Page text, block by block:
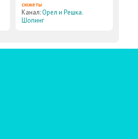
сюжеты
Канал:Орел и Решка.
Шопинг